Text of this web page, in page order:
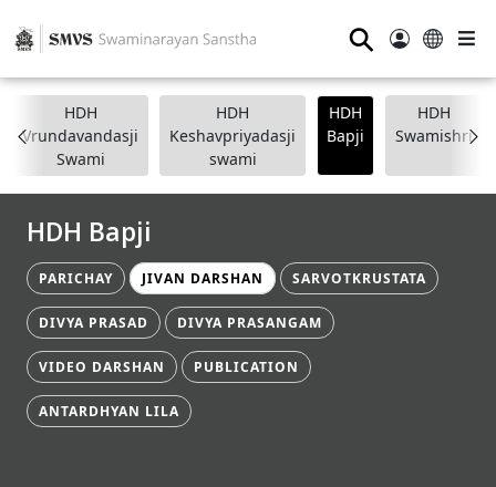
⚲
HDH
Vrundavandasji
Swami
HDH
Keshavpriyadasji
swami
HDH
Bapji
HDH
Swamishri
HDH Bapji
PARICHAY JIVAN DARSHAN SARVOTKRUSTATA
DIVYA PRASAD DIVYA PRASANGAM
VIDEO DARSHAN PUBLICATION
ANTARDHYAN LILA